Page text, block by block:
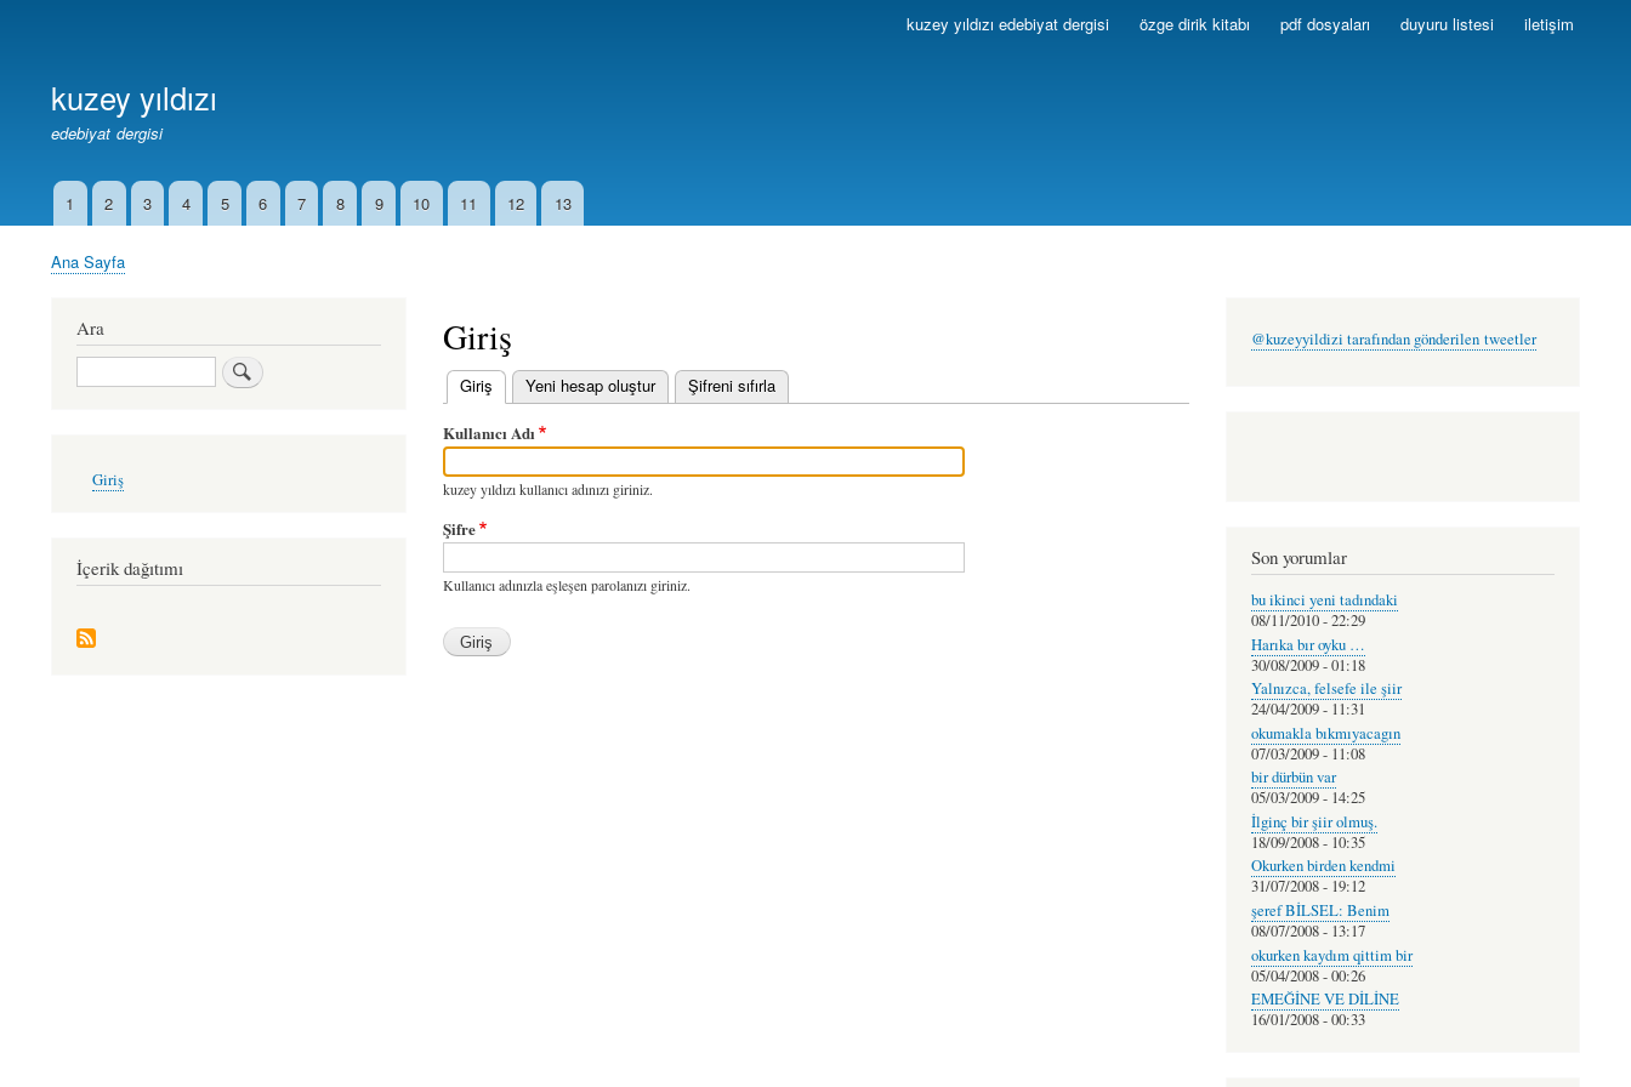
kuzey yıldızı edebiyat dergisi özge dirik kitabı pdf dosyaları duyuru listesi iletişim
kuzey yıldızı
edebiyat dergisi
İkincil1 2 3 4 5 6 7 8 9 10 11 12 13
Sayfa
Ana Sayfa
Giriş
Birincil
sekmeler
Giriş (etkin sekme)
Yeni hesap oluştur Şifreni sıfırla
Kullanıcı Adı
kuzey yıldızı kullanıcı adınızı giriniz.
Şifre
Kullanıcı adınızla eşleşen parolanızı giriniz.
Ara
Ara
account
Giriş
İçerik dağıtımı
@kuzeyyildizi tarafından gönderilen tweetler
Son yorumlar
bu ikinci yeni tadındaki
08/11/2010 - 22:29
Harıka bır oyku …
30/08/2009 - 01:18
Yalnızca, felsefe ile şiir
24/04/2009 - 11:31
okumakla bıkmıyacagın
07/03/2009 - 11:08
bir dürbün var
05/03/2009 - 14:25
İlginç bir şiir olmuş.
18/09/2008 - 10:35
Okurken birden kendmi
31/07/2008 - 19:12
şeref BİLSEL: Benim
08/07/2008 - 13:17
okurken kaydım qittim bir
05/04/2008 - 00:26
EMEĞİNE VE DİLİNE
16/01/2008 - 00:33